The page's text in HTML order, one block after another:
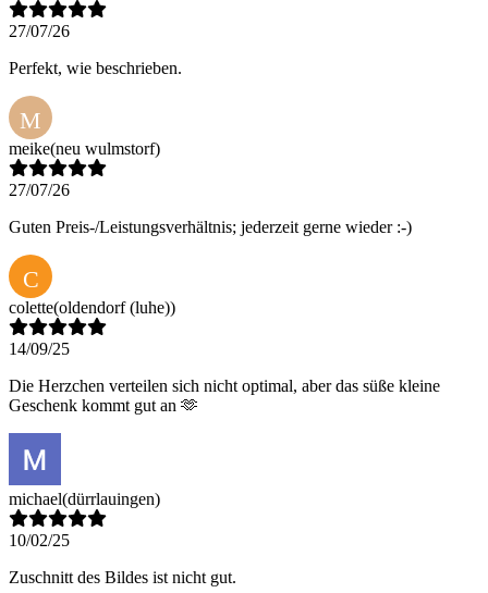
27/07/26
Perfekt, wie beschrieben.
M
meike(neu wulmstorf)
27/07/26
Guten Preis-/Leistungsverhältnis; jederzeit gerne wieder :-)
C
colette(oldendorf (luhe))
14/09/25
Die Herzchen verteilen sich nicht optimal, aber das süße kleine
Geschenk kommt gut an 🫶
michael(dürrlauingen)
10/02/25
Zuschnitt des Bildes ist nicht gut.